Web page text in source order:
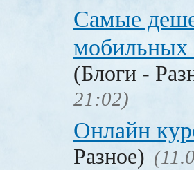
Самые
мобильных
(Блоги -
21:02)
Онлайн
Разное)